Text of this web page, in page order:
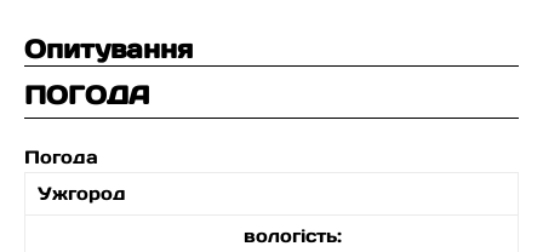
Опитування
ПОГОДА
Погода
Ужгород
вологість: